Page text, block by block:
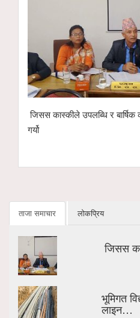
भूमिगत विद्युतीकरणअन्तर्गत ११ केभी
ताजा समाचार लोकप्रिय
जिसस
भूमिगत
लाइन…